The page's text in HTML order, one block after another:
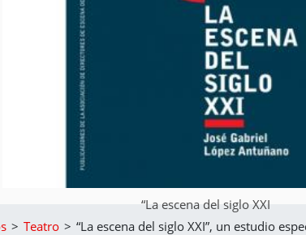
“La escena del siglo XXI
> Teatro > “La escena del siglo XXI”, un estudio